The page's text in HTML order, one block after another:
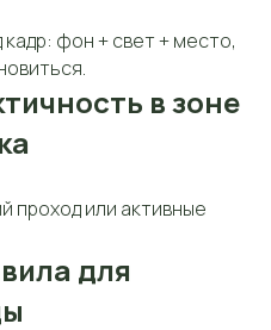
фон + свет + место,
в зоне
проход или активные
для